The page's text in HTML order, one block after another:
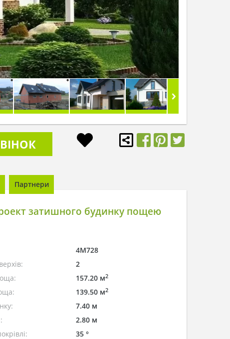
Партнери
затишного будинку пощею
4M728
2
157.20 м2
139.50 м2
7.40 м
2.80 м
35 °